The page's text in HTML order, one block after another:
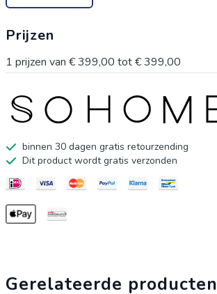
Prijzen
1 prijzen van € 399,00 tot€ 399,00
binnen 30 dagen gratis retourzending
Dit product wordt gratis verzonden
Gerelateerde producten